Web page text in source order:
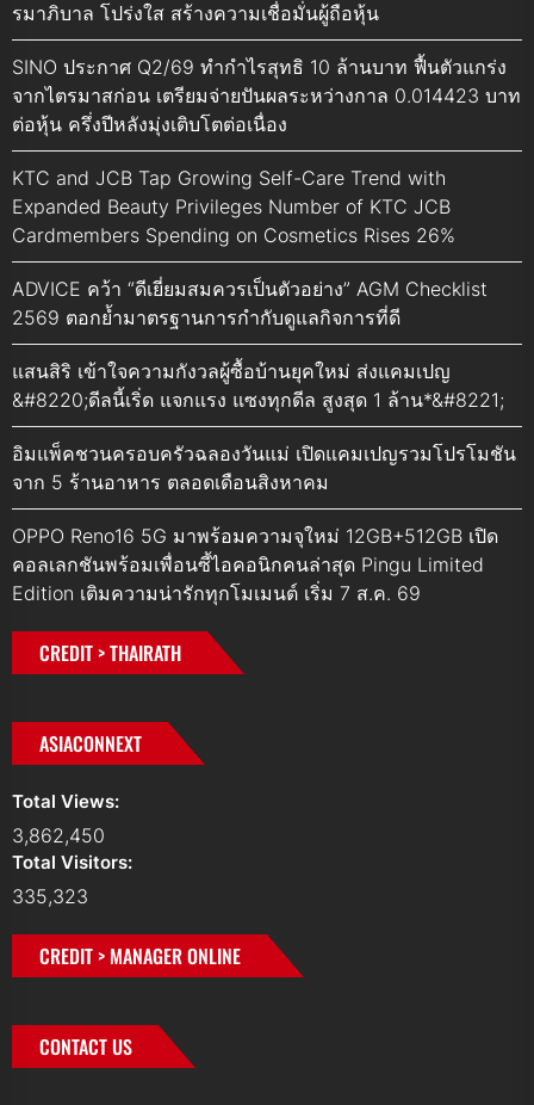
รมาภิบาล โปร่งใส สร้างความเชื่อมั่นผู้ถือหุ้น
SINO ประกาศ Q2/69 ทำกำไรสุทธิ 10 ล้านบาท ฟื้นตัวแกร่ง
จากไตรมาสก่อน เตรียมจ่ายปันผลระหว่างกาล 0.014423 บาท
ต่อหุ้น ครึ่งปีหลังมุ่งเติบโตต่อเนื่อง
KTC and JCB Tap Growing Self-Care Trend with
Expanded Beauty Privileges Number of KTC JCB
Cardmembers Spending on Cosmetics Rises 26%
ADVICE คว้า “ดีเยี่ยมสมควรเป็นตัวอย่าง” AGM Checklist
2569 ตอกย้ำมาตรฐานการกำกับดูแลกิจการที่ดี
แสนสิริ เข้าใจความกังวลผู้ซื้อบ้านยุคใหม่ ส่งแคมเปญ
&#8220;ดีลนี้เริ่ด แจกแรง แซงทุกดีล สูงสุด 1 ล้าน*&#8221;
อิมแพ็คชวนครอบครัวฉลองวันแม่ เปิดแคมเปญรวมโปรโมชัน
จาก 5 ร้านอาหาร ตลอดเดือนสิงหาคม
OPPO Reno16 5G มาพร้อมความจุใหม่ 12GB+512GB เปิด
คอลเลกชันพร้อมเพื่อนซี้ไอคอนิกคนล่าสุด Pingu Limited
Edition เติมความน่ารักทุกโมเมนต์ เริ่ม 7 ส.ค. 69
CREDIT > THAIRATH
ASIACONNEXT
Total Views:
3,862,450
Total Visitors:
335,323
CREDIT > MANAGER ONLINE
CONTACT US